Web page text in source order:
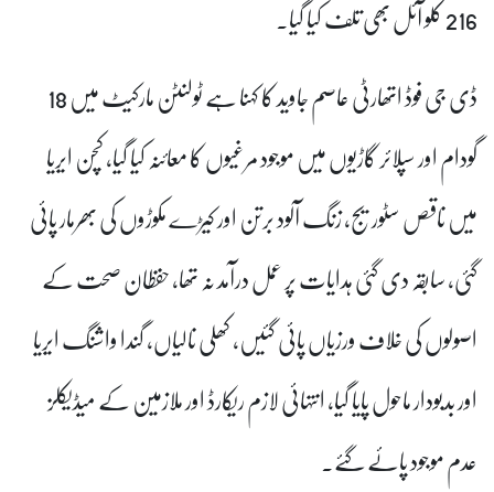
216 کلو آئل بھی تلف
کیا گیا۔
ڈی جی فوڈ اتھارٹی عاصم جاوید کا کہنا ہے ٹولنٹن مارکیٹ میں 18
گودام اور سپلائر گاڑیوں میں موجود مرغیوں کا معائنہ کیا گیا، کچن ایریا
میں ناقص سٹوریج، زنگ آلود برتن اور کیڑے مکوڑوں کی بھرمار پائی
گئی، سابقہ دی گئی ہدایات پر عمل درآمد نہ تھا، حفظان صحت کے
اصولوں کی خلاف ورزیاں پائی گئیں، کھلی نالیاں، گندا واشنگ ایریا
اور بدبودار ماحول پایا گیا، انتہائی لازم ریکارڈ اور ملازمین کے میڈیکلز
عدم موجود پائے گئے۔